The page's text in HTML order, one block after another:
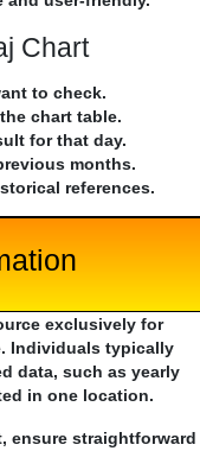
Chart
to check.
chart table.
for that day.
months.
references.
exclusively for
Individuals typically
data, such as yearly
in one location.
ensure straightforward